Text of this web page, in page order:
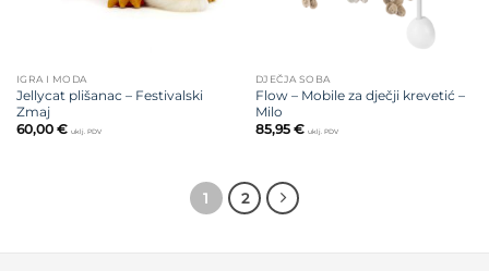
IGRA I MODA
Jellycat plišanac – Festivalski
Zmaj
60,00 € uklj. PDV
DJEČJA SOBA
Flow – Mobile za dječji krevetić –
Milo
85,95 € uklj. PDV
1 2